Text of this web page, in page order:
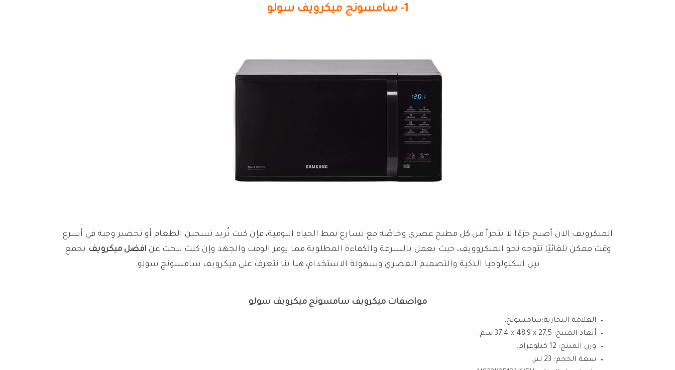
1- سامسونج ميكرويف سولو
الميكرويف الان أصبح جزءًا لا يتجزأ من كل مطبخ عصري وخاصًة مع تسارع نمط الحياة اليومية، فإن كنت تُريد تسخين الطعام أو تحضير وجبة في أسرع
وقت ممكن تلقائيًا تتوجه نحو الميكروويف، حيث يعمل بالسرعة والكفاءة المطلوبة مما يوفر الوقت والجهد وإن كنت تبحث عن افضل ميكرويف يجمع
بين التكنولوجيا الذكية والتصميم العصري وسهولة الاستخدام، هيا بنا نتعرف على ميكرويف سامسونج سولو.
مواصفات ميكرويف سامسونج ميكرويف سولو
العلامة التجارية:سامسونج.
أبعاد المنتج: ‎37,4 x 48,9 x 27,5 سم.
وزن المنتج: 12 كيلوغرام.
سعة الحجم: 23 لتر.